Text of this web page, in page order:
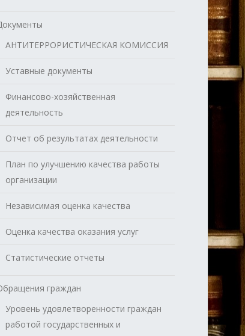
АНТИТЕРРОРИСТИЧЕСКАЯ КОМИССИЯ
Уставные документы
Финансово-хозяйственная
деятельность
Отчет об результатах деятельности
План по улучшению качества работы
организации
Независимая оценка качества
Оценка качества оказания услуг
Статистические отчеты
граждан
Уровень удовлетворенности граждан
работой государственных и